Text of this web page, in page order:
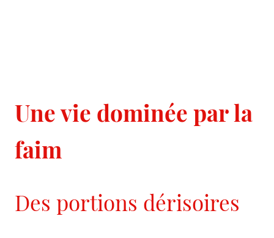
Une vie dominée par la
faim
Des portions dérisoires